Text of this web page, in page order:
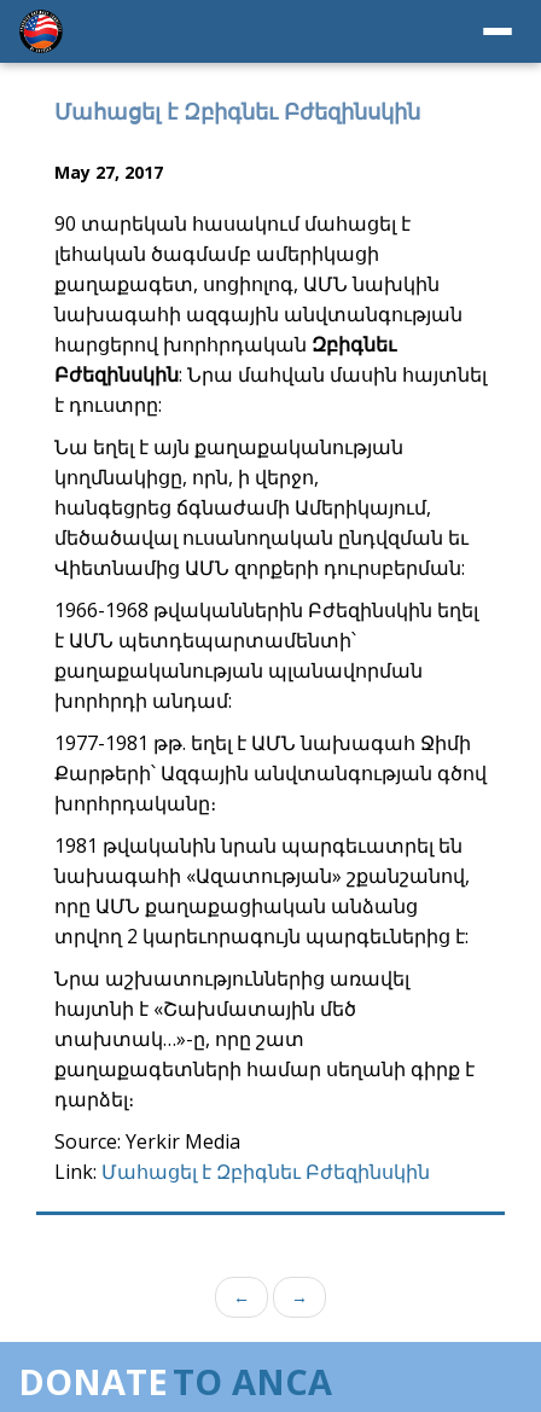
Մահացել է Զբիգնեւ Բժեզինսկին
May 27, 2017
90 տարեկան հասակում մահացել է
լեհական ծագմամբ ամերիկացի
քաղաքագետ, սոցիոլոգ, ԱՄՆ նախկին
նախագահի ազգային անվտանգության
հարցերով խորհրդական Զբիգնեւ
Բժեզինսկին: Նրա մահվան մասին հայտնել
է դուստրը:
Նա եղել է այն քաղաքականության
կողմնակիցը, որն, ի վերջո,
հանգեցրեց ճգնաժամի Ամերիկայում,
մեծածավալ ուսանողական ընդվզման եւ
Վիետնամից ԱՄՆ զորքերի դուրսբերման:
1966-1968 թվականներին Բժեզինսկին եղել
է ԱՄՆ պետդեպարտամենտի՝
քաղաքականության պլանավորման
խորհրդի անդամ:
1977-1981 թթ. եղել է ԱՄՆ նախագահ Ջիմի
Քարթերի՝ Ազգային անվտանգության գծով
խորհրդականը։
1981 թվականին նրան պարգեւատրել են
նախագահի «Ազատության» շքանշանով,
որը ԱՄՆ քաղաքացիական անձանց
տրվող 2 կարեւորագույն պարգեւներից է:
Նրա աշխատություններից առավել
հայտնի է «Շախմատային մեծ
տախտակ…»-ը, որը շատ
քաղաքագետների համար սեղանի գիրք է
դարձել։
Source: Yerkir Media
Link: Մահացել է Զբիգնեւ Բժեզինսկին
← →
DONATETO ANCA